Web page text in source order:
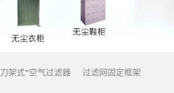
刀架式*空气过滤器 过滤网固定框架